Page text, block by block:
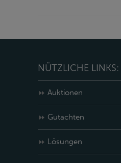
NÜTZLICHE LINKS:
Auktionen
Gutachten
Lösungen